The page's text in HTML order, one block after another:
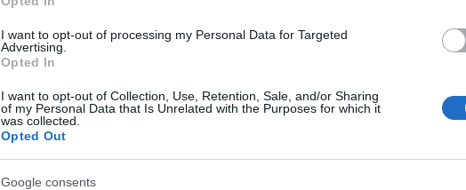
I want to opt-out of processing my Personal Data for Targeted
Advertising.
Opted In
I want to opt-out of Collection, Use, Retention, Sale, and/or Sharing
of my Personal Data that Is Unrelated with the Purposes for which it
was collected.
Opted Out
Google consents